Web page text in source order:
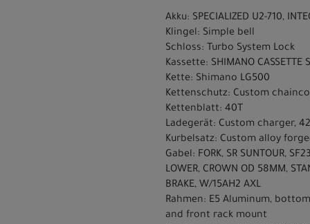
Akku: SPECIALIZED U2-710,
Klingel: Simple bell
Schloss: Turbo System Lock
Kassette: SHIMANO CASSETTE
Kette: Shimano LG500
Kettenschutz: Custom
Kettenblatt: 40T
Ladegerät: Custom charger,
Kurbelsatz: Custom alloy
Gabel: FORK, SR SUNTOUR,
LOWER, CROWN OD 58MM,
BRAKE, W/15AH2 AXL
Rahmen: E5 Aluminum,
and front rack mount